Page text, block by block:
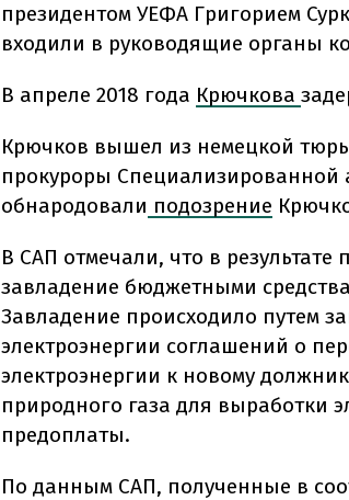
президентом УЕФА Григорием
входили в руководящие органы
В апреле 2018 года Крючкова
Крючков вышел из немецкой
прокуроры Специализированной
обнародовали подозрение
В САП отмечали, что в
завладение бюджетными
Завладение происходило путем
электроэнергии соглашений о
электроэнергии к новому
природного газа для выработки
предоплаты.
По данным САП, полученные в